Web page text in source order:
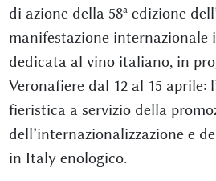
di azione della 58ª edizione
manifestazione internazionale
dedicata al vino italiano, in
Veronafiere dal 12 al 15 aprile:
fieristica a servizio della
dell’internazionalizzazione e
in Italy enologico.